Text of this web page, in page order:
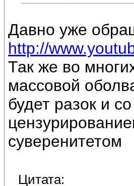
Давно уже
http://
Так же во
массовой
будет разок и
суверенитетом
Цитата: